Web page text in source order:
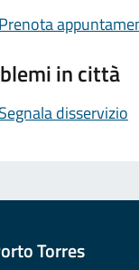
in città
disservizio
Torres